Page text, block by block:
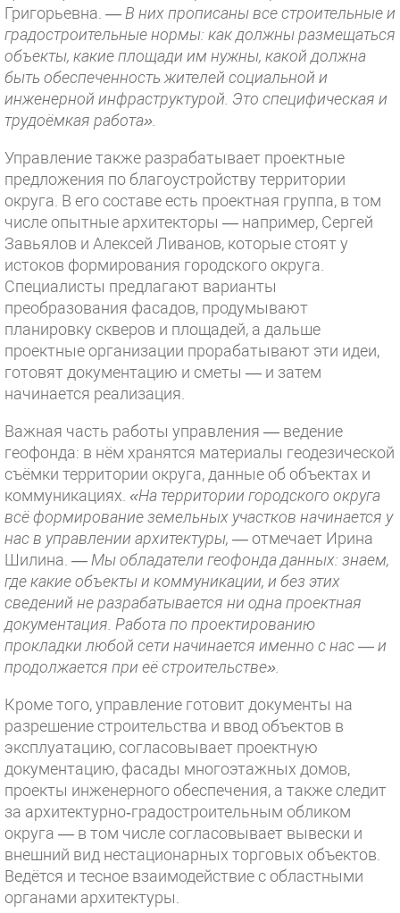
Григорьевна. — В них прописаны все строительные и
градостроительные нормы: как должны размещаться
объекты, какие площади им нужны, какой должна
быть обеспеченность жителей социальной и
инженерной инфраструктурой. Это специфическая и
трудоёмкая работа».
Управление также разрабатывает проектные
предложения по благоустройству территории
округа. В его составе есть проектная группа, в том
числе опытные архитекторы — например, Сергей
Завьялов и Алексей Ливанов, которые стоят у
истоков формирования городского округа.
Специалисты предлагают варианты
преобразования фасадов, продумывают
планировку скверов и площадей, а дальше
проектные организации прорабатывают эти идеи,
готовят документацию и сметы — и затем
начинается реализация.
Важная часть работы управления — ведение
геофонда: в нём хранятся материалы геодезической
съёмки территории округа, данные об объектах и
коммуникациях. «На территории городского округа
всё формирование земельных участков начинается у
нас в управлении архитектуры, —отмечает Ирина
Шилина. — Мы обладатели геофонда данных: знаем,
где какие объекты и коммуникации, и без этих
сведений не разрабатывается ни одна проектная
документация. Работа по проектированию
прокладки любой сети начинается именно с нас — и
продолжается при её строительстве».
Кроме того, управление готовит документы на
разрешение строительства и ввод объектов в
эксплуатацию, согласовывает проектную
документацию, фасады многоэтажных домов,
проекты инженерного обеспечения, а также следит
за архитектурно‑градостроительным обликом
округа — в том числе согласовывает вывески и
внешний вид нестационарных торговых объектов.
Ведётся и тесное взаимодействие с областными
органами архитектуры.